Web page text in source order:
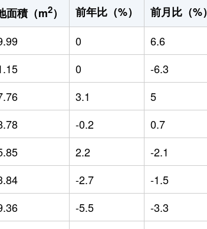
面積（m2） 前年比（%） 前月比（%）
0 6.6
0 -6.3
3.1 5
-0.2 0.7
2.2 -2.1
-2.7 -1.5
-5.5 -3.3